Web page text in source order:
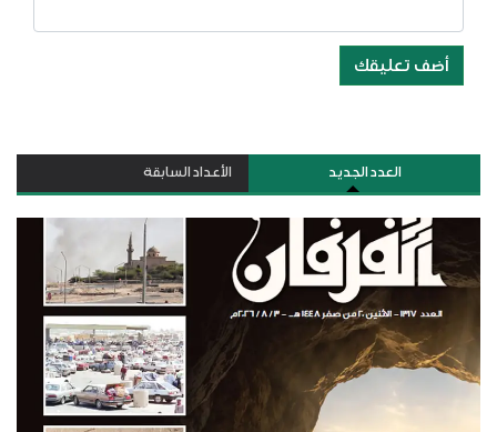
أضف تعليقك
العدد الجديد الأعداد السابقة